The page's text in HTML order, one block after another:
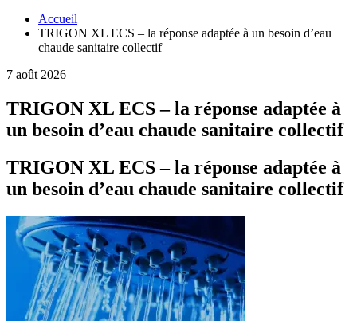
Accueil
TRIGON XL ECS – la réponse adaptée à un besoin d’eau
chaude sanitaire collectif
7 août 2026
TRIGON XL ECS – la réponse adaptée à
un besoin d’eau chaude sanitaire collectif
TRIGON XL ECS – la réponse adaptée à
un besoin d’eau chaude sanitaire collectif